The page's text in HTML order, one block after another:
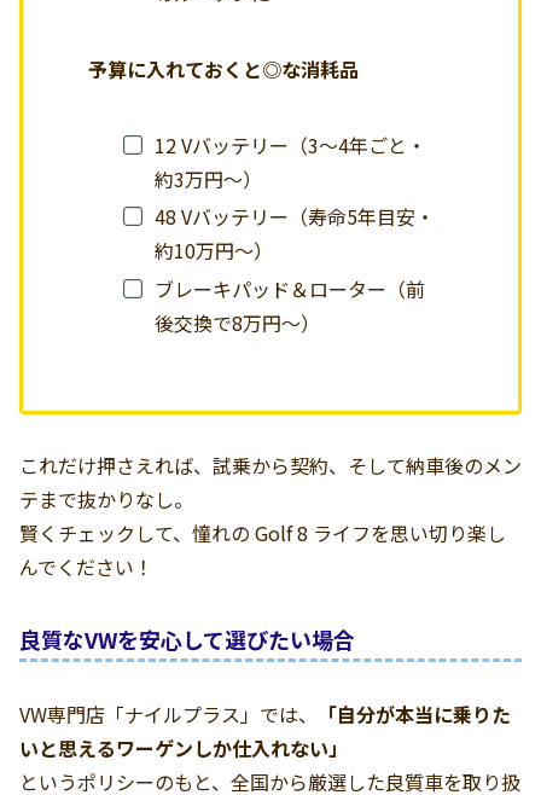
予算に入れておくと◎な消耗品
12 Vバッテリー（3〜4年ごと・
約3万円〜）
48 Vバッテリー（寿命5年目安・
約10万円〜）
ブレーキパッド＆ローター（前
後交換で8万円〜）
これだけ押さえれば、試乗から契約、そして納車後のメン
テまで抜かりなし。
賢くチェックして、憧れの Golf 8 ライフを思い切り楽し
んでください！
良質なVWを安心して選びたい場合
VW専門店「ナイルプラス」では、
「自分が本当に乗りた
いと思えるワーゲンしか仕入れない」
というポリシーのもと、全国から厳選した良質車を取り扱